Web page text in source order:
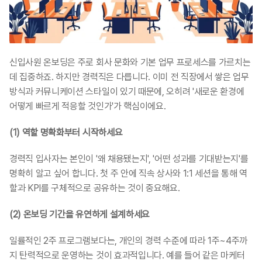
신입사원 온보딩은 주로 회사 문화와 기본 업무 프로세스를 가르치는
데 집중하죠. 하지만 경력직은 다릅니다. 이미 전 직장에서 쌓은 업무
방식과 커뮤니케이션 스타일이 있기 때문에, 오히려 '새로운 환경에
어떻게 빠르게 적응할 것인가'가 핵심이에요.
(1) 역할 명확화부터 시작하세요
경력직 입사자는 본인이 '왜 채용됐는지', '어떤 성과를 기대받는지'를
명확히 알고 싶어 합니다. 첫 주 안에 직속 상사와 1:1 세션을 통해 역
할과 KPI를 구체적으로 공유하는 것이 중요해요.
(2) 온보딩 기간을 유연하게 설계하세요
일률적인 2주 프로그램보다는, 개인의 경력 수준에 따라 1주~4주까
지 탄력적으로 운영하는 것이 효과적입니다. 예를 들어 같은 마케터